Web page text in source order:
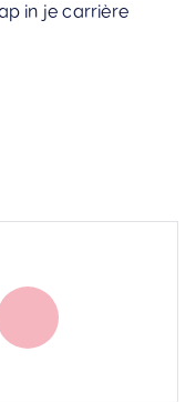
in je carrière